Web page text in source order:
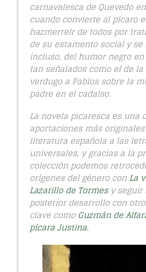
carnavalesca de Quevedo en
cuando convierte al pícaro
hazmerreír de todos por
de su estamento social y se
incluso, del humor negro
tan señalados como el de
verdugo a Pablos sobre la
padre en el cadalso.
La novela picaresca es una
aportaciones más
literatura española a las
universales, y gracias a la
colección podemos
orígenes del género con La
Lazarillo de Tormesy seguir
posterior desarrollo con
clave comoGuzmán de
pícara Justina.